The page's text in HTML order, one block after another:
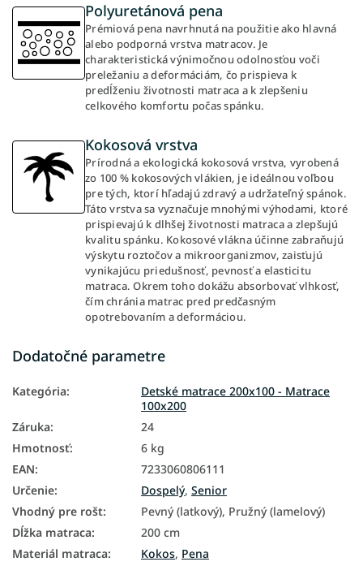
Polyuretánová pena
Prémiová pena navrhnutá na použitie ako hlavná
alebo podporná vrstva matracov. Je
charakteristická výnimočnou odolnosťou voči
preležaniu a deformáciám, čo prispieva k
predĺženiu životnosti matraca a k zlepšeniu
celkového komfortu počas spánku.
Kokosová vrstva
Prírodná a ekologická kokosová vrstva, vyrobená
zo 100 % kokosových vlákien, je ideálnou voľbou
pre tých, ktorí hľadajú zdravý a udržateľný spánok.
Táto vrstva sa vyznačuje mnohými výhodami, ktoré
prispievajú k dlhšej životnosti matraca a zlepšujú
kvalitu spánku. Kokosové vlákna účinne zabraňujú
výskytu roztočov a mikroorganizmov, zaisťujú
vynikajúcu priedušnosť, pevnosť a elasticitu
matraca. Okrem toho dokážu absorbovať vlhkosť,
čím chránia matrac pred predčasným
opotrebovaním a deformáciou.
Dodatočné parametre
Kategória:
Detské matrace 200x100 - Matrace
100x200
Záruka:
24
Hmotnosť:
6 kg
EAN:
7233060806111
Určenie: Dospelý, Senior
Vhodný pre rošt:
Pevný (latkový), Pružný (lamelový)
Dĺžka matraca:
200 cm
Materiál matraca: Kokos, Pena